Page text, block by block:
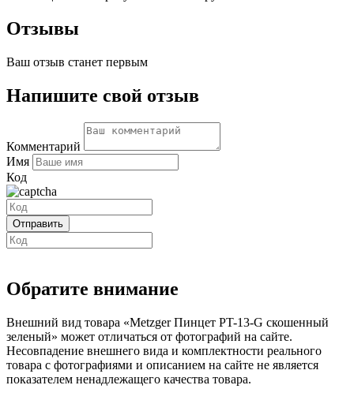
Отзывы
Ваш отзыв станет первым
Напишите свой отзыв
Комментарий
Имя
Код
Обратите внимание
Внешний вид товара «Metzger Пинцет PT-13-G скошенный
зеленый» может отличаться от фотографий на сайте.
Несовпадение внешнего вида и комплектности реального
товара с фотографиями и описанием на сайте не является
показателем ненадлежащего качества товара.